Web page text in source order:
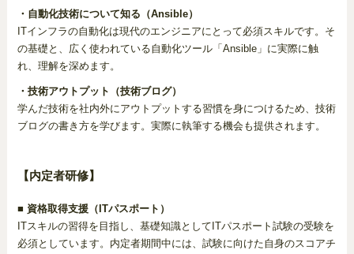
・自動化技術について知る（Ansible）
ITインフラの自動化は現代のエンジニアにとって必須スキルです。そ
の基礎と、広く使われている自動化ツール「Ansible」に実際に触
れ、理解を深めます。
・技術アウトプット（技術ブログ）
学んだ技術を社内外にアウトプットする習慣を身につけるため、技術
ブログの書き方を学びます。実際に執筆する機会も提供されます。
【内定者研修】
■ 資格取得支援（ITパスポート）
ITスキルの習得を目指し、基礎知識としてITパスポート試験の受験を
必須としています。内定者期間中には、試験に向けた自身のスコアチ